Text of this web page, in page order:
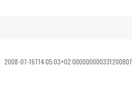
2008-07-16T14:05:03+02:000000000331200807